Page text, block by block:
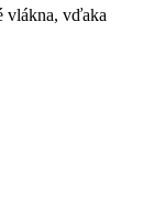
vlákna, vďaka